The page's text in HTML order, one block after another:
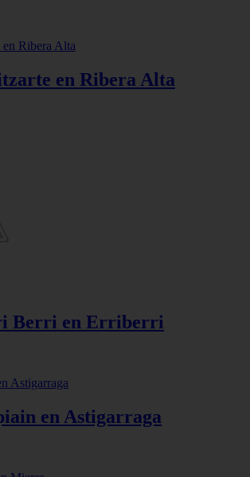
en Ribera Alta
Berri en Erriberri
en Astigarraga